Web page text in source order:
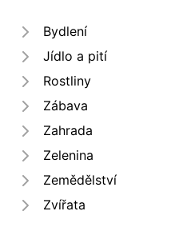
Bydlení
Jídlo a pití
Rostliny
Zábava
Zahrada
Zelenina
Zemědělství
Zvířata